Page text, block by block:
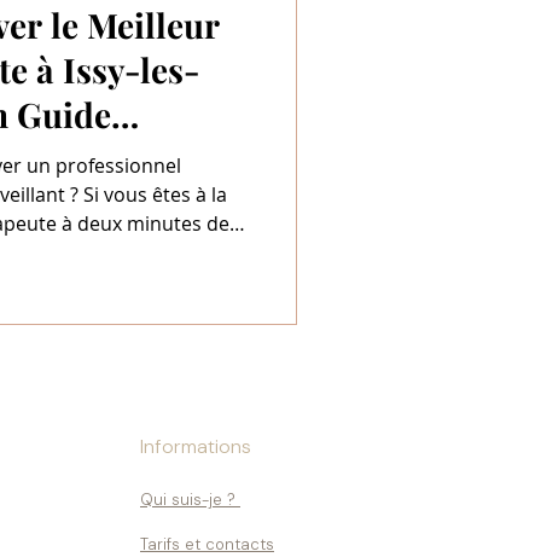
le Meilleur
à Issy-les-
Guide
avec
un professionnel
? Si vous êtes à la
à deux minutes de
Informations
Qui suis-je ?
Tarifs et contacts